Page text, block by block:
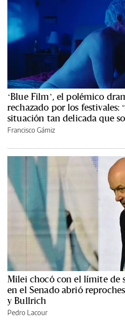
‘Blue Film’, el polémico
rechazado por los festivales:
situación tan delicada que
Francisco Gámiz
Milei chocó con el límite de
en el Senado abrió
y Bullrich
Pedro Lacour